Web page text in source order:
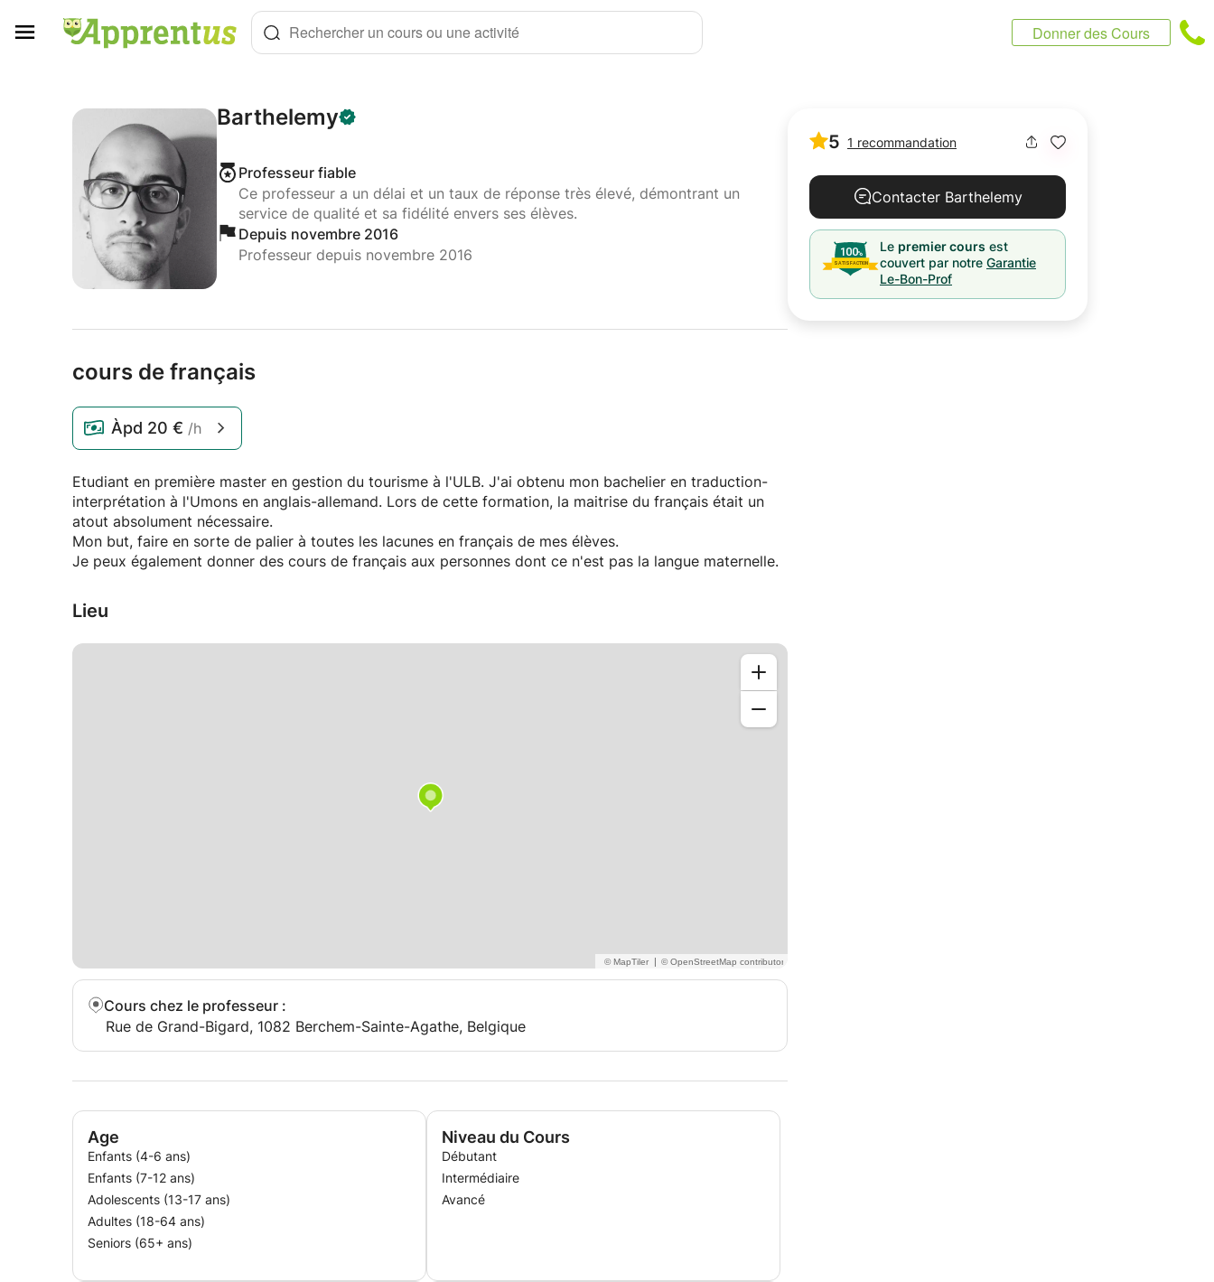
Rechercher un cours ou une activité Donner des Cours
Barthelemy
Professeur fiable
Ce professeur a un délai et un taux de réponse très élevé, démontrant un
service de qualité et sa fidélité envers ses élèves.
Depuis novembre 2016
Professeur depuis novembre 2016
cours de français
Àpd 20 € /h
Etudiant en première master en gestion du tourisme à l'ULB. J'ai obtenu mon bachelier en traduction-
interprétation à l'Umons en anglais-allemand. Lors de cette formation, la maitrise du français était un
atout absolument nécessaire.
Mon but, faire en sorte de palier à toutes les lacunes en français de mes élèves.
Je peux également donner des cours de français aux personnes dont ce n'est pas la langue maternelle.
Lieu
|
Cours chez le professeur :
Rue de Grand-Bigard, 1082 Berchem-Sainte-Agathe, Belgique
Age
Enfants (4-6 ans)
Enfants (7-12 ans)
Adolescents (13-17 ans)
Adultes (18-64 ans)
Seniors (65+ ans)
Niveau du Cours
Débutant
Intermédiaire
Avancé
5 1 recommandation
Contacter Barthelemy
Le premier cours est
couvert par notre Garantie
Le-Bon-Prof